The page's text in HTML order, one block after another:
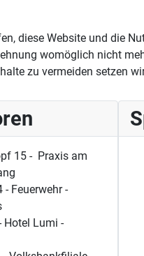
15 - Praxis am
Feuerwehr -
Hotel Lumi -
diese Website und die
womöglich nicht
zu vermeiden setzen